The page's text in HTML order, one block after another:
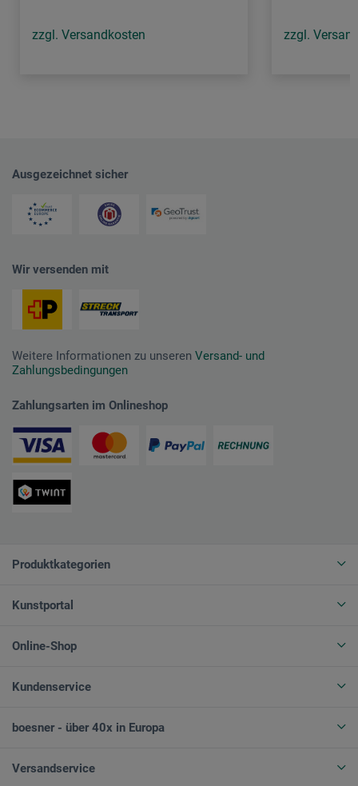
zzgl. Versandkosten zzgl.
Ausgezeichnet sicher
Wir versenden mit
Weitere Informationen zu unseren Versand- und
Zahlungsbedingungen
Zahlungsarten im Onlineshop
Produktkategorien
Kunstportal
Online-Shop
Kundenservice
boesner - über 40x in Europa
Versandservice